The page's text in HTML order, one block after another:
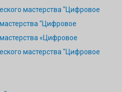
мастерства "Цифровое
"Цифровое
«Цифровое
мастерства "Цифровое